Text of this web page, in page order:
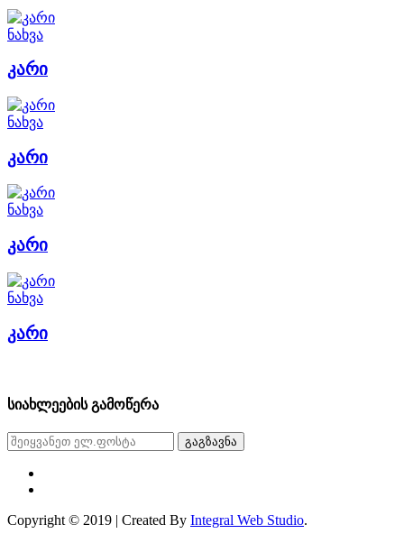
ნახვა
კარი
ნახვა
კარი
ნახვა
კარი
ნახვა
კარი
სიახლეების გამოწერა
გაგზავნა
Copyright © 2019 | Created By Integral Web Studio.